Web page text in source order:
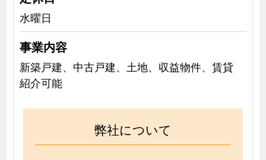
水曜日
事業内容
新築戸建、中古戸建、土地、収益物件、賃貸
紹介可能
弊社について